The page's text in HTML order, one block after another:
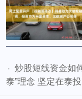
易车讯 7月14日，
车型，新车主要在
· 炒股短线资金如
泰”理念 坚定在泰